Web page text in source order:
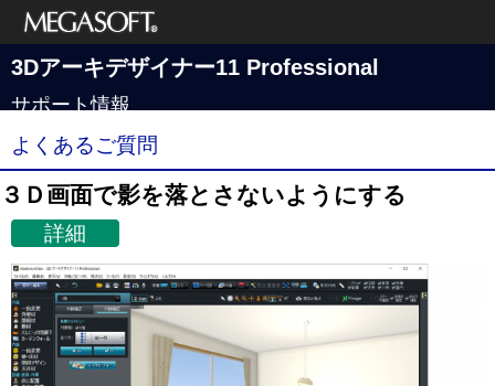
メガソフト株式
会社
3Dアーキデザイナー11 Professional
サポート情報
よくあるご質問
３Ｄ画面で影を落とさないようにする
詳細